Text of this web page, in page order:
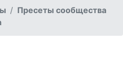
Пресеты сообщества